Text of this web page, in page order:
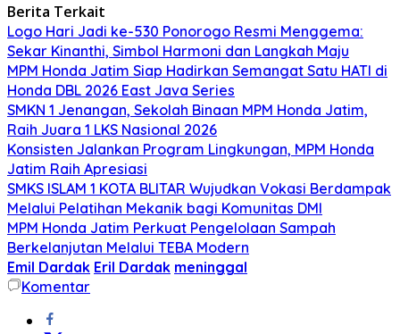
Berita Terkait
Logo Hari Jadi ke-530 Ponorogo Resmi Menggema:
Sekar Kinanthi, Simbol Harmoni dan Langkah Maju
MPM Honda Jatim Siap Hadirkan Semangat Satu HATI di
Honda DBL 2026 East Java Series
SMKN 1 Jenangan, Sekolah Binaan MPM Honda Jatim,
Raih Juara 1 LKS Nasional 2026
Konsisten Jalankan Program Lingkungan, MPM Honda
Jatim Raih Apresiasi
SMKS ISLAM 1 KOTA BLITAR Wujudkan Vokasi Berdampak
Melalui Pelatihan Mekanik bagi Komunitas DMI
MPM Honda Jatim Perkuat Pengelolaan Sampah
Berkelanjutan Melalui TEBA Modern
Emil Dardak Eril Dardak meninggal
Komentar